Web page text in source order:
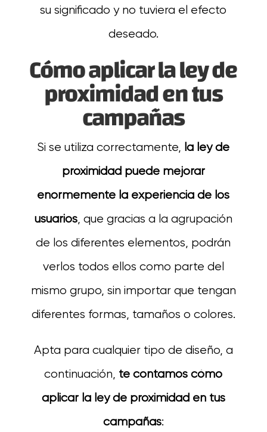
su significado y no tuviera el efecto
deseado.
Cómo aplicar la ley de
proximidad en tus
campañas
Si se utiliza correctamente, la ley de
proximidad puede mejorar
enormemente la experiencia de los
usuarios, que gracias a la agrupación
de los diferentes elementos, podrán
verlos todos ellos como parte del
mismo grupo, sin importar que tengan
diferentes formas, tamaños o colores.
Apta para cualquier tipo de diseño, a
continuación, te contamos cómo
aplicar la ley de proximidad en tus
campañas: